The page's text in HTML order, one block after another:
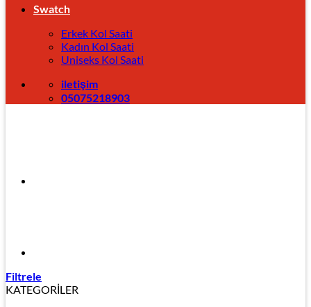
Swatch
Erkek Kol Saati
Kadın Kol Saati
Uniseks Kol Saati
iletişim
05075218903
Filtrele
KATEGORİLER